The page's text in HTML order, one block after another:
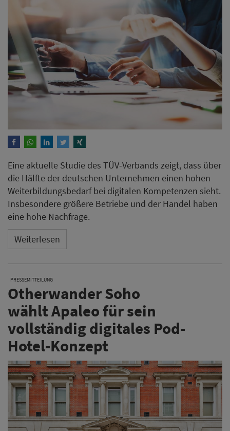
Eine aktuelle Studie des TÜV-Verbands zeigt, dass über
die Hälfte der deutschen Unternehmen einen hohen
Weiterbildungsbedarf bei digitalen Kompetenzen sieht.
Insbesondere größere Betriebe und der Handel haben
eine hohe Nachfrage.
Weiterlesen
PRESSEMITTEILUNG
Otherwander Soho
wählt Apaleo für sein
vollständig digitales Pod-
Hotel-Konzept